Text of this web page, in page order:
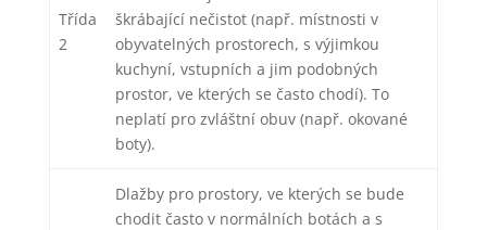
Třída
2
škrábající nečistot (např. místnosti v
obyvatelných prostorech, s výjimkou
kuchyní, vstupních a jim podobných
prostor, ve kterých se často chodí). To
neplatí pro zvláštní obuv (např. okované
boty).
Dlažby pro prostory, ve kterých se bude
chodit často v normálních botách a s